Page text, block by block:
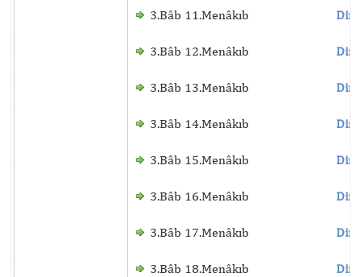
3.Bâb 11.Menâkıb
3.Bâb 12.Menâkıb
3.Bâb 13.Menâkıb
3.Bâb 14.Menâkıb
3.Bâb 15.Menâkıb
3.Bâb 16.Menâkıb
3.Bâb 17.Menâkıb
3.Bâb 18.Menâkıb